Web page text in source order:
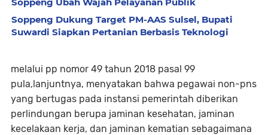
Soppeng Dukung Target PM-AAS Sulsel, Bupati
Suwardi Siapkan Pertanian Berbasis Teknologi
melalui pp nomor 49 tahun 2018 pasal 99
pula,lanjuntnya, menyatakan bahwa pegawai non-pns
yang bertugas pada instansi pemerintah diberikan
perlindungan berupa jaminan kesehatan, jaminan
kecelakaan kerja, dan jaminan kematian sebagaimana